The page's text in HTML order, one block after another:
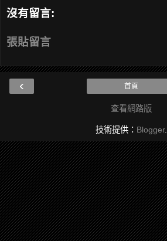
沒有留言:
張貼留言
‹ 首頁
查看網路版
技術提供： Blogger.